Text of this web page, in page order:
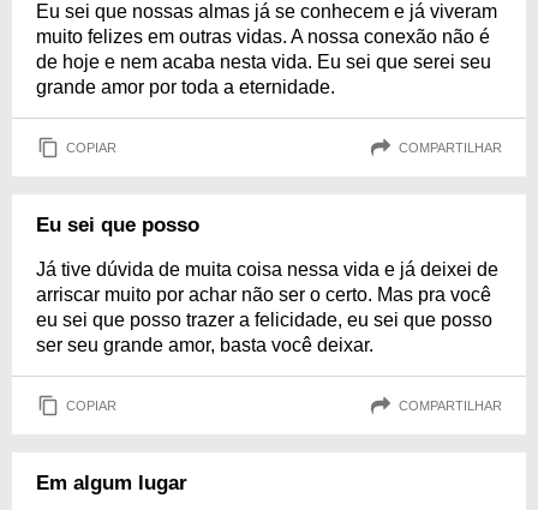
Eu sei que nossas almas já se conhecem e já viveram
muito felizes em outras vidas. A nossa conexão não é
de hoje e nem acaba nesta vida. Eu sei que serei seu
grande amor por toda a eternidade.
COPIAR COMPARTILHAR
Eu sei que posso
Já tive dúvida de muita coisa nessa vida e já deixei de
arriscar muito por achar não ser o certo. Mas pra você
eu sei que posso trazer a felicidade, eu sei que posso
ser seu grande amor, basta você deixar.
COPIAR COMPARTILHAR
Em algum lugar